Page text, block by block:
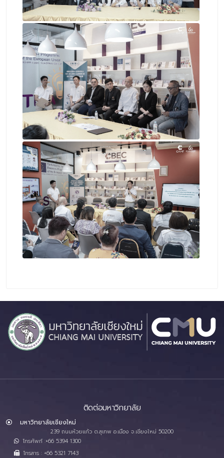
ติดต่อมหาวิทยาลัย
มหาวิทยาลัยเชียงใหม่
239 ถนนห้วยแก้ว ต.สุเทพ อ.เมือง จ.เชียงใหม่ 50200
โทรศัพท์ :+66 5394 1300
โทรสาร : +66 5321 7143